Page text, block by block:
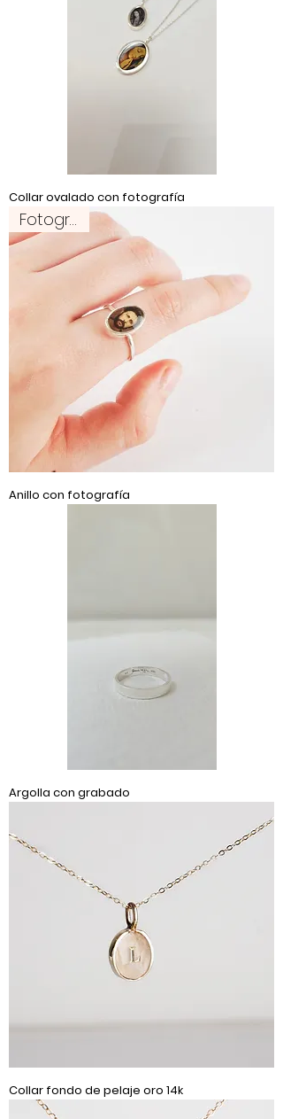
Collar ovalado con fotografía
Fotografía
Anillo con fotografía
Argolla con grabado
Collar fondo de pelaje oro 14k